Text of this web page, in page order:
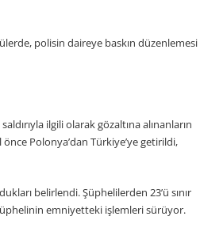
polisin daireye baskın düzenlemesi
ilgili olarak gözaltına alınanların
önce Polonya’dan Türkiye’ye getirildi,
belirlendi. Şüphelilerden 23’ü sınır
emniyetteki işlemleri sürüyor.